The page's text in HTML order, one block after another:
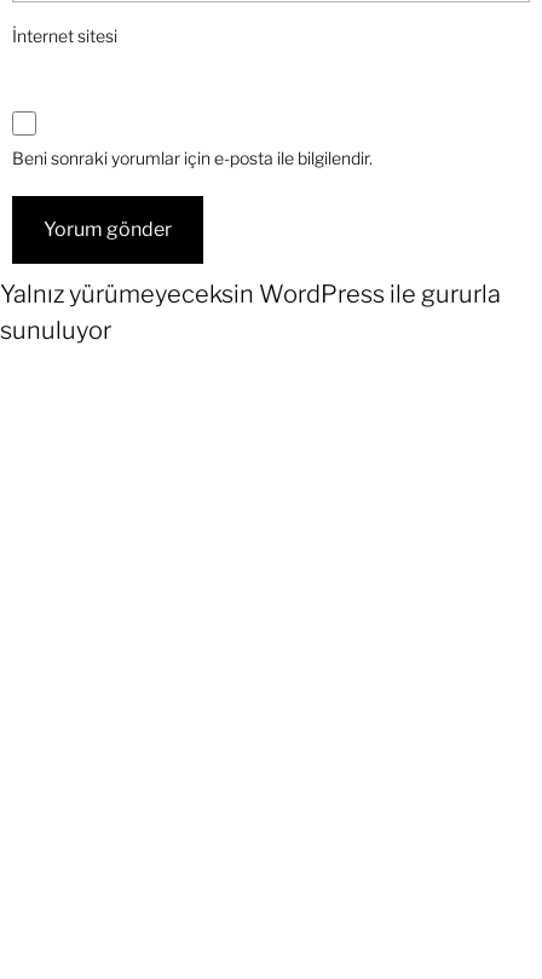
İnternet sitesi
Beni sonraki yorumlar için e-posta ile bilgilendir.
Yalnız yürümeyeceksin WordPress ile gururla
sunuluyor